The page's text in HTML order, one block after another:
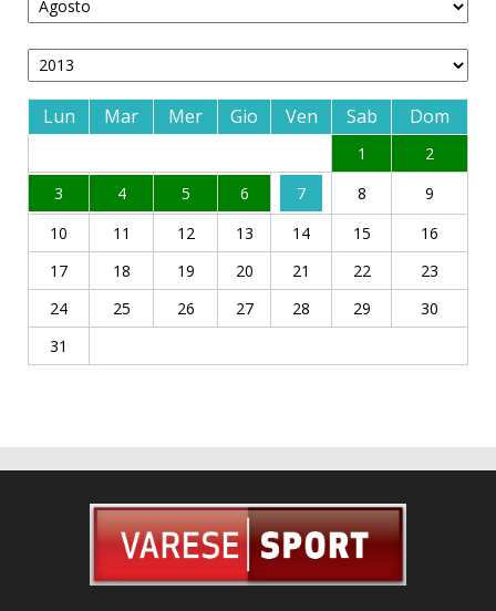
Lun Mar Mer Gio Ven Sab Dom
1
2
3
4 5 6 7 8
9
10
11 12 13 14 15
16
17
18 19 20 21 22
23
24
25 26 27 28 29
30
31